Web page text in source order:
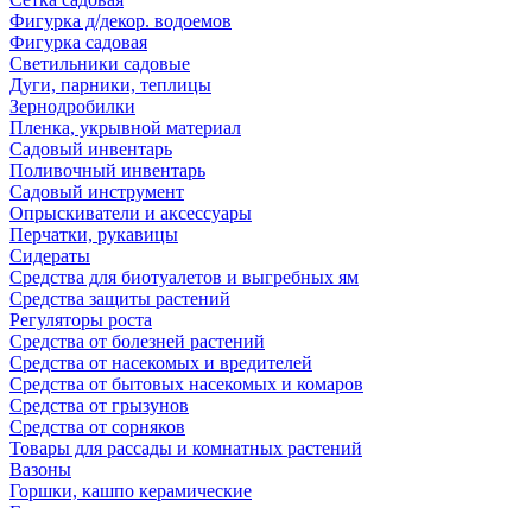
Фигурка д/декор. водоемов
Фигурка садовая
Светильники садовые
Дуги, парники, теплицы
Зернодробилки
Пленка, укрывной материал
Садовый инвентарь
Поливочный инвентарь
Садовый инструмент
Опрыскиватели и аксессуары
Перчатки, рукавицы
Сидераты
Средства для биотуалетов и выгребных ям
Средства защиты растений
Регуляторы роста
Средства от болезней растений
Средства от насекомых и вредителей
Средства от бытовых насекомых и комаров
Средства от грызунов
Средства от сорняков
Товары для рассады и комнатных растений
Вазоны
Горшки, кашпо керамические